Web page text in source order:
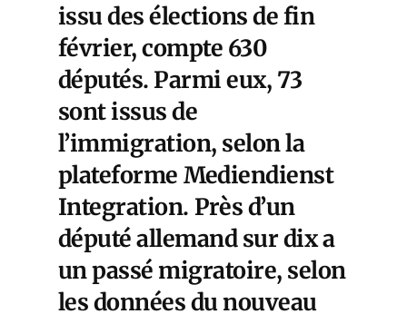
issu des élections de fin
février, compte 630
députés. Parmi eux, 73
sont issus de
l’immigration, selon la
plateforme Mediendienst
Integration. Près d’un
député allemand sur dix a
un passé migratoire, selon
les données du nouveau